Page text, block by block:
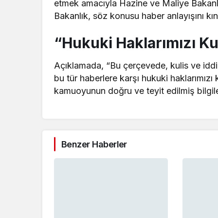
etmek amacıyla Hazine ve Maliye
Bakanlık, söz konusu haber anlayışını
“Hukuki Haklarımızı
Açıklamada, “Bu çerçevede, kulis ve
bu tür haberlere karşı hukuki
kamuoyunun doğru ve teyit edilmiş
Benzer Haberler